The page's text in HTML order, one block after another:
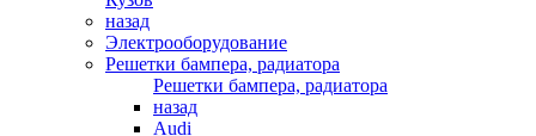
назад
Электрооборудование
Решетки бампера, радиатора
Решетки бампера, радиатора
назад
Audi